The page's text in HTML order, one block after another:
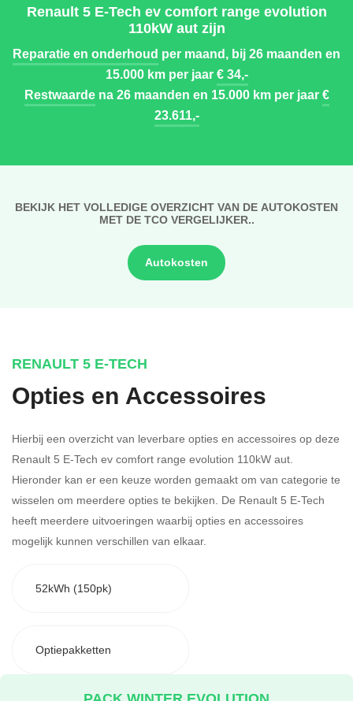
Renault 5 E-Tech ev comfort range evolution
110kW aut zijn
Reparatie en onderhoud per maand, bij 26 maanden en
15.000 km per jaar€ 34,-
Restwaardena 26 maanden en 15.000 km per jaar€
23.611,-
BEKIJK HET VOLLEDIGE OVERZICHT VAN DE AUTOKOSTEN
MET DE TCO VERGELIJKER..
Autokosten
RENAULT 5 E-TECH
Opties en Accessoires
Hierbij een overzicht van leverbare opties en accessoires op deze
Renault 5 E-Tech ev comfort range evolution 110kW aut.
Hieronder kan er een keuze worden gemaakt om van categorie te
wisselen om meerdere opties te bekijken. De Renault 5 E-Tech
heeft meerdere uitvoeringen waarbij opties en accessoires
mogelijk kunnen verschillen van elkaar.
52kWh (150pk)
Optiepakketten